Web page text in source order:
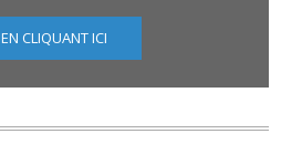
EN CLIQUANT ICI